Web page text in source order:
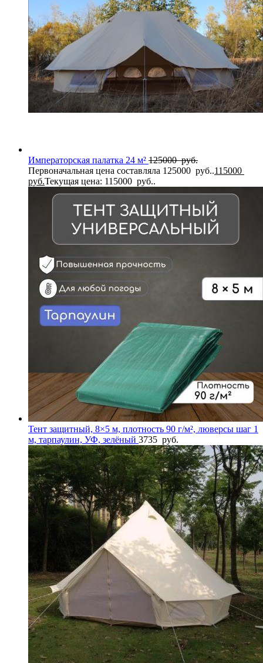
Императорская палатка 24 м² 125000руб.
Первоначальная цена составляла 125000 руб..115000
руб.Текущая цена: 115000 руб..
Тент защитный, 8×5 м, плотность 90 г/м², люверсы шаг 1
м, тарпаулин, УФ, зелёный 3735 руб.